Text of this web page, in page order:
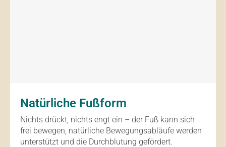
Natürliche Fußform
Nichts drückt, nichts engt ein – der Fuß kann sich
frei bewegen, natürliche Bewegungsabläufe werden
unterstützt und die Durchblutung gefördert.